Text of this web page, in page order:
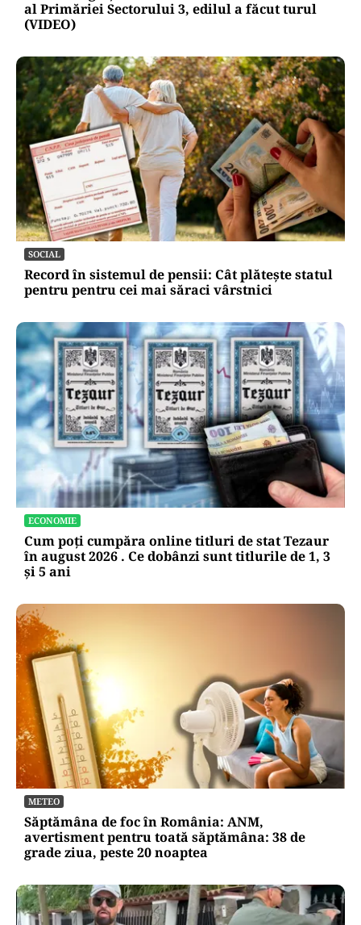
al Primăriei Sectorului 3, edilul a făcut turul
(VIDEO)
SOCIAL
Record în sistemul de pensii: Cât plătește statul
pentru pentru cei mai săraci vârstnici
ECONOMIE
Cum poți cumpăra online titluri de stat Tezaur
în august 2026 . Ce dobânzi sunt titlurile de 1, 3
și 5 ani
METEO
Săptămâna de foc în România: ANM,
avertisment pentru toată săptămâna: 38 de
grade ziua, peste 20 noaptea